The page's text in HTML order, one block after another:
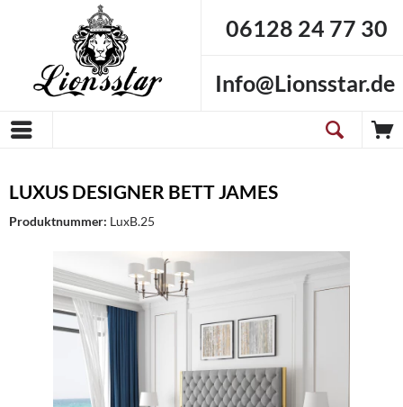
06128 24 77 30
Info@Lionsstar.de
LUXUS DESIGNER BETT JAMES
Produktnummer: LuxB.25